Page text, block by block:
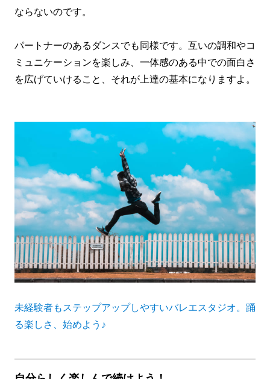
ならないのです。
パートナーのあるダンスでも同様です。互いの調和やコ
ミュニケーションを楽しみ、一体感のある中での面白さ
を広げていけること、それが上達の基本になりますよ。
未経験者もステップアップしやすいバレエスタジオ。踊
る楽しさ、始めよう♪